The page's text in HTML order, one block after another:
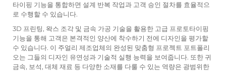
타이핑 기능을 통합하면 설계 반복 작업과 고객 승인 절차를 효율적으
로 수행할 수 있습니다.
3D 프린팅, 왁스 조각 및 금속 가공 기술을 활용한 고급 프로토타이핑
기능을 통해 고객은 본격적인 양산에 착수하기 전에 디자인을 평가할
수 있습니다. 이 주얼리 제조업체의 완성된 맞춤형 프로젝트 포트폴리
오는 그들의 디자인 유연성과 기술적 실행 능력을 보여줍니다. 또한 귀
금속, 보석, 대체 재료 등 다양한 소재를 다룰 수 있는 역량은 광범위한